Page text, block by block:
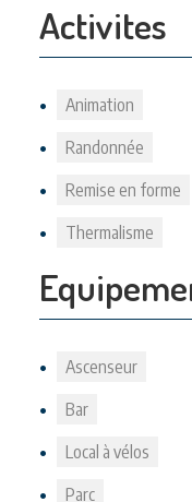
Activites
Animation
Randonnée
Remise en forme
Thermalisme
Ascenseur
Bar
Local à vélos
Parc